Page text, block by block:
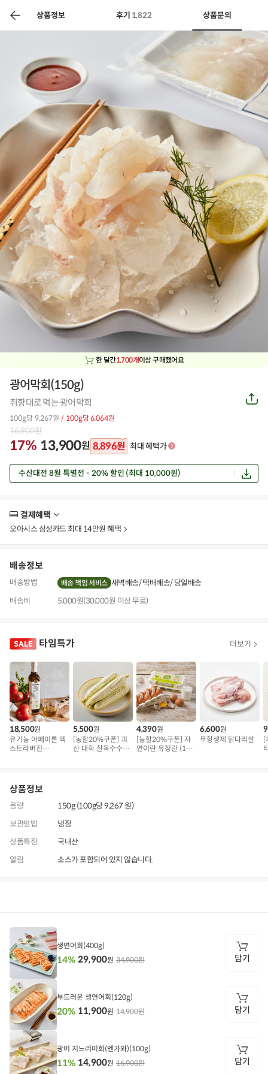
상품정보 후기 1,822 상품문의
공인 농축산물할인 찬들마루 주문/배송 고객센터
한 달간1,700개이상 구매했어요
광어막회(150g)
취향대로 먹는 광어막회
100g당 9,267원 / 100g당 6,064원
16,900원
17% 13,900원 8,896원 최대 혜택가
수산대전 8월 특별전 - 20% 할인 (최대 10,000원)
공
유
결제혜택
보
오아시스 삼성카드 최대 14만원 혜택
배송정보
배송방법 배송 책임 서비스 새벽배송 택배배송 당일배송
배송비
5,000원(30,000원 이상 무료)
타임특가 더보기
18,500원
유기농 아페이론 엑
스트라버진
5,500원
[농할20%쿠폰] 괴
산 대학 찰옥수수 5
4,390원
[농할20%쿠폰] 자
연이란 유정란 (10
6,600원
무항생제 닭다리살
[
상품정보
용량
150g (100g당 9,267 원)
보관방법
냉장
상품특징
국내산
알림
소스가 포함되어 있지 않습니다.
상
정
보
담
생연어회(400g)
34,900원
14% 29,900원 담기
담
부드러운 생연어회(120g)
14,900원
20% 11,900원 담기
광어 지느러미회(엔가와)(100g)
16,900원
11% 14,900원 담기